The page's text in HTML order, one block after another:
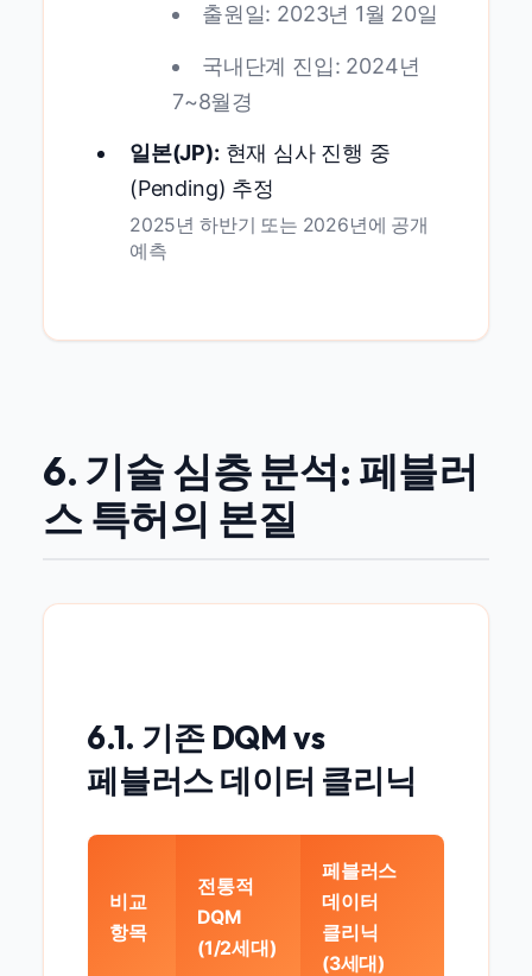
출원일: 2023년 1월 20일
국내단계 진입: 2024년
7~8월경
일본(JP): 현재 심사 진행 중
(Pending) 추정
2025년 하반기 또는 2026년에 공개
예측
6. 기술 심층 분석: 페블러
스 특허의 본질
6.1. 기존 DQM vs
페블러스 데이터 클리닉
비교
항목
전통적
DQM
(1/2세대)
페블러스
데이터
클리닉
(3세대)